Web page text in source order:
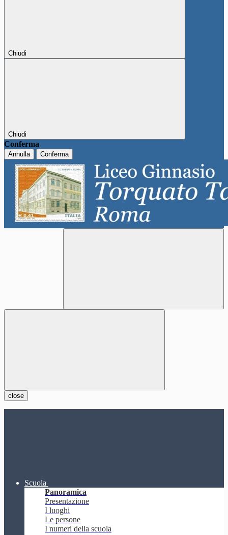
Chiudi
Chiudi
Conferma
Annulla Conferma
close
Scuola
Panoramica
Presentazione
I luoghi
Le persone
I numeri della scuola